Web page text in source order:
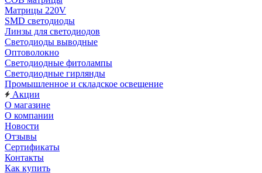
Матрицы 220V
SMD светодиоды
Линзы для светодиодов
Светодиоды выводные
Оптоволокно
Светодиодные фитолампы
Светодиодные гирлянды
Промышленное и складское освещение
Акции
О магазине
О компании
Новости
Отзывы
Сертификаты
Контакты
Как купить